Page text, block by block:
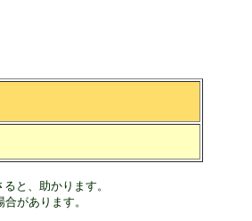
と、助かります。
があります。